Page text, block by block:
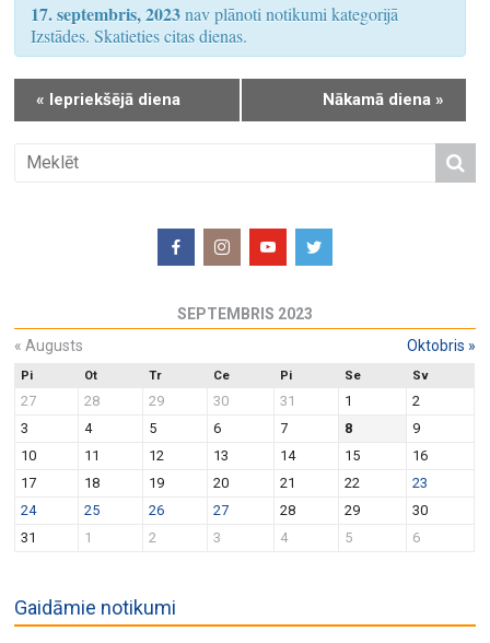
c
h
a
d
s
N
a
v
g
a
t
n
i
e
N
t
i
o
n
17. septembris, 2023nav plānoti notikumi kategorijā
Izstādes. Skatieties citas dienas.
« Iepriekšējā diena Nākamā diena »
SEPTEMBRIS 2023
« Augusts Oktobris »
Pi Ot Tr Ce Pi Se Sv
27 28 29 30 31 1
2
3
4 5 6 7 8
9
10
11 12 13 14 15
16
17
18 19 20 21 22
23
24
25 26 27 28 29
30
31
1 2 3 4 5 6
Gaidāmie notikumi